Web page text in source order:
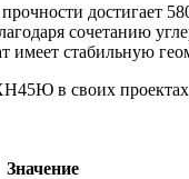
достигает
сочетанию
имеет стабильную
в своих
Значение